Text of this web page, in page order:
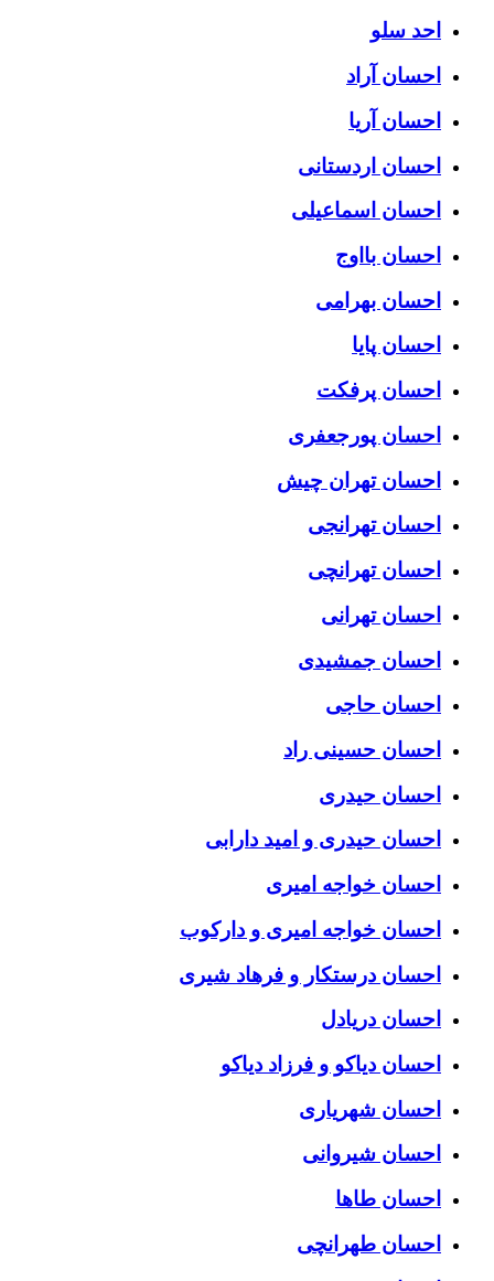
احد سلو
احسان آراد
احسان آریا
احسان اردستانی
احسان اسماعیلی
احسان بااوج
احسان بهرامی
احسان پایا
احسان پرفکت
احسان پورجعفری
احسان تهران چیش
احسان تهرانجی
احسان تهرانچی
احسان تهرانی
احسان جمشیدی
احسان حاجی
احسان حسینی راد
احسان حیدری
احسان حیدری و امید دارابی
احسان خواجه امیری
احسان خواجه امیری و دارکوب
احسان درستكار و فرهاد شيرى
احسان دریادل
احسان دیاکو و فرزاد دیاکو
احسان شهریاری
احسان شیروانی
احسان طاها
احسان طهرانچی